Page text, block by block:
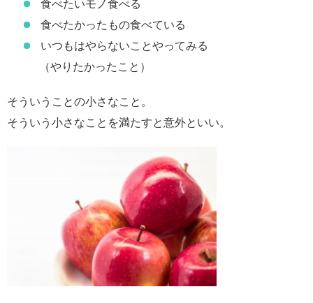
食べたいモノ食べる
食べたかったもの食べている
いつもはやらないことやってみる
（やりたかったこと）
そういうことの小さなこと。
そういう小さなことを満たすと意外といい。